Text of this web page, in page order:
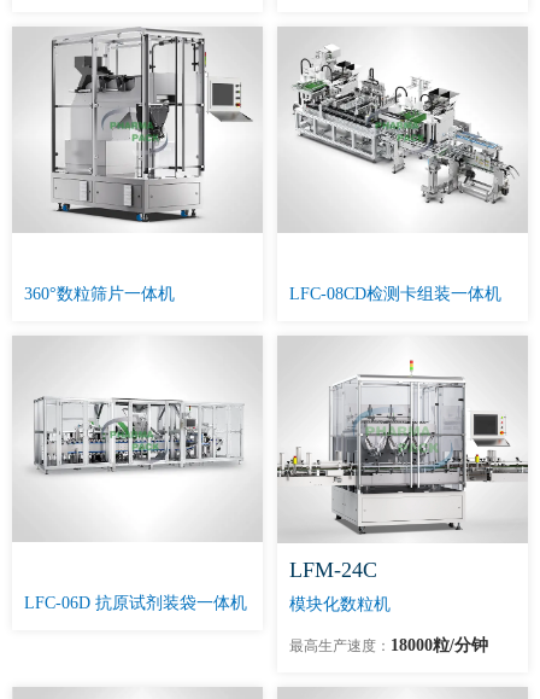
360°数粒筛片一体机 LFC-08CD检测卡组装一体机
LFC-06D 抗原试剂装袋一体机
LFM-24C
模块化数粒机
最高生产速度： 18000粒/分钟